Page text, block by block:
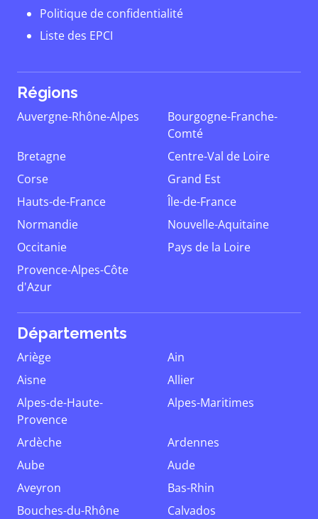
Politique de confidentialité
Liste des EPCI
Régions
Auvergne-Rhône-Alpes
Bourgogne-Franche-
Comté
Bretagne
Centre-Val de Loire
Corse
Grand Est
Hauts-de-France
Île-de-France
Normandie
Nouvelle-Aquitaine
Occitanie
Pays de la Loire
Provence-Alpes-Côte
d'Azur
Départements
Ariège
Ain
Aisne
Allier
Alpes-de-Haute-
Provence
Alpes-Maritimes
Ardèche
Ardennes
Aube
Aude
Aveyron
Bas-Rhin
Bouches-du-Rhône
Calvados